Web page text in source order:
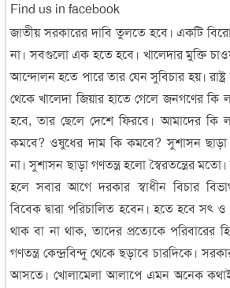
Find us in facebook
জাতীয় সরকারের দাবি তুলতে হবে। একটি
না। সবগুলো এক হতে হবে। খালেদার মুক্তি
আন্দোলন হতে পারে তার যেন সুবিচার হয়।
থেকে খালেদা জিয়ার হাতে গেলে জনগণের
হবে, তার ছেলে দেশে ফিরবে। আমাদের কি
কমবে? ওষুধের দাম কি কমবে? সুশাসন ছাড়া
না। সুশাসন ছাড়া গণতন্ত্র হলো স্বৈরতন্ত্রের মতো।
হলে সবার আগে দরকার স্বাধীন বিচার
বিবেক দ্বারা পরিচালিত হবেন। হতে হবে সৎ
থাক বা না থাক, তাদের প্রত্যেকে পরিবারের
গণতন্ত্র কেন্দ্রবিন্দু থেকে ছড়াবে চারদিকে।
আসতে। খোলামেলা আলাপে এমন অনেক